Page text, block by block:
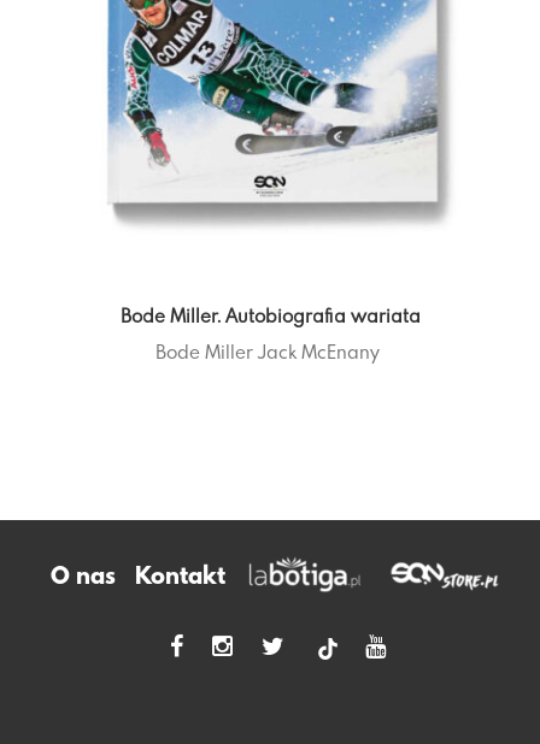
Bode Miller. Autobiografia wariata
Bode Miller Jack McEnany
O nas Kontakt
tiktok